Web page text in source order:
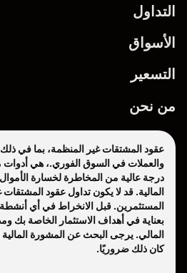
التداول
الأسواق
التسعير
من نحن
عقود المشتقات غير المنظمة، بما في
والعملات في السوق الفوري.، هي أدوات
درجة عالية من المخاطرة لخسارة
المالية. قد لا يكون تداول عقود
المستثمرين. قبل الانخراط في أي أنشطة
بعناية في أهداف الاستثمار الخاصة
المالي. يرجى البحث عن المشورة المالية
كان ذلك ضروريًا.